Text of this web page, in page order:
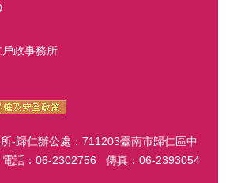
政事務所
-歸仁辦公處：711203臺南市歸仁區中
話：06-2302756 傳真：06-2393054